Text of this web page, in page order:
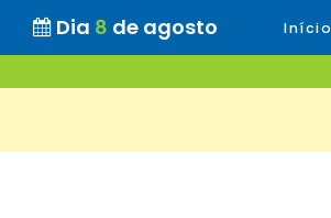
Dia 8 de agosto Início